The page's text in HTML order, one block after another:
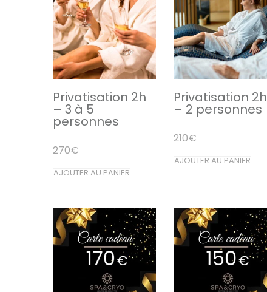
Privatisation 2h
– 3 à 5
personnes
270€
AJOUTER AU PANIER
Privatisation 2h
– 2 personnes
210€
AJOUTER AU PANIER